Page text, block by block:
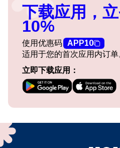
下载应用，
10%
使用优惠码 APP10
适用于您的首次应用内订单
立即下载应用：